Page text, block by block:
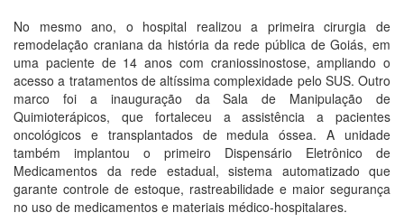
No mesmo ano, o hospital realizou a primeira cirurgia de
remodelação craniana da história da rede pública de Goiás, em
uma paciente de 14 anos com craniossinostose, ampliando o
acesso a tratamentos de altíssima complexidade pelo SUS. Outro
marco foi a inauguração da Sala de Manipulação de
Quimioterápicos, que fortaleceu a assistência a pacientes
oncológicos e transplantados de medula óssea. A unidade
também implantou o primeiro Dispensário Eletrônico de
Medicamentos da rede estadual, sistema automatizado que
garante controle de estoque, rastreabilidade e maior segurança
no uso de medicamentos e materiais médico-hospitalares.